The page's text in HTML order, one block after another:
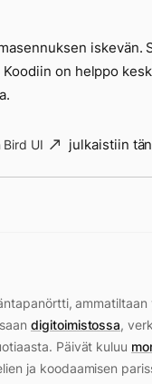
iskevän.
on helppo
UI julkaistiin
ammatiltaan
digitoimistossa,
Päivät kuluu
ja koodaamisen